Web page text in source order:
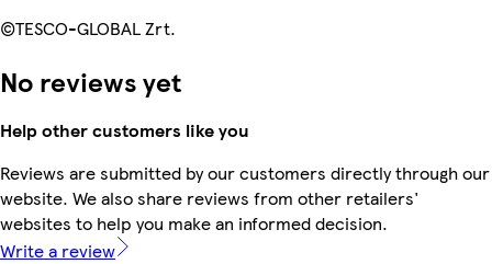
©TESCO-GLOBAL Zrt.
No reviews yet
Help other customers like you
Reviews are submitted by our customers directly through our
website. We also share reviews from other retailers'
websites to help you make an informed decision.
Write a review